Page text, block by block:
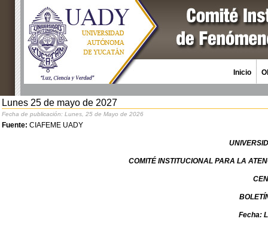
Inicio
Lunes 25 de mayo de 2027
Fecha de publicación: Lunes, 25 de Mayo de 2026
Fuente: CIAFEME UADY
COMITÉ INSTITUCIONAL PARA LA
Fecha: